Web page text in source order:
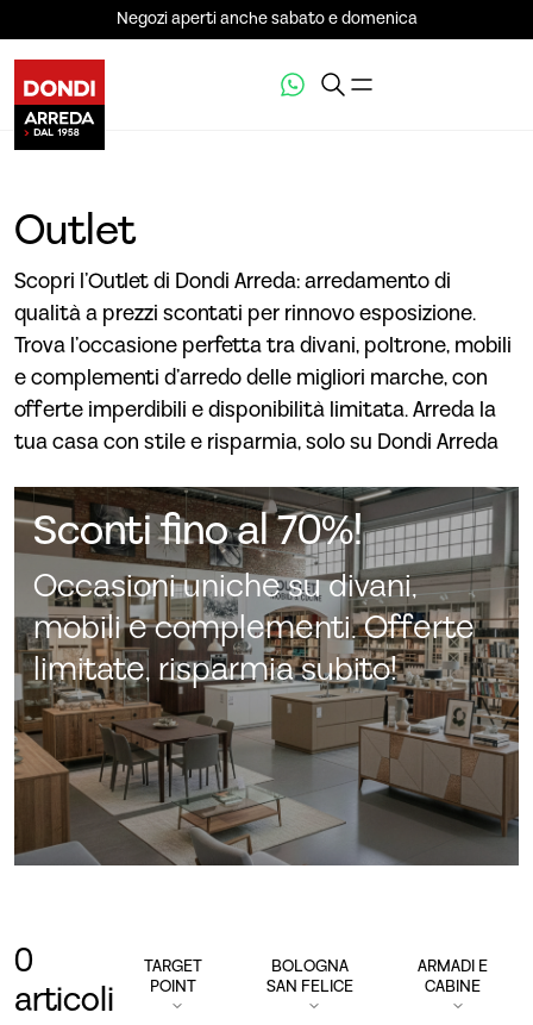
Negozi aperti anche sabato e domenica
Outlet
Scopri l’Outlet di Dondi Arreda: arredamento di
qualità a prezzi scontati per rinnovo esposizione.
Trova l’occasione perfetta tra divani, poltrone, mobili
e complementi d’arredo delle migliori marche, con
offerte imperdibili e disponibilità limitata. Arreda la
tua casa con stile e risparmia, solo su Dondi Arreda
Sconti fino al 70%!
Occasioni uniche su divani,
mobili e complementi. Offerte
limitate, risparmia subito!
0
articoli
TARGET
POINT
BOLOGNA
SAN FELICE
ARMADI E
CABINE